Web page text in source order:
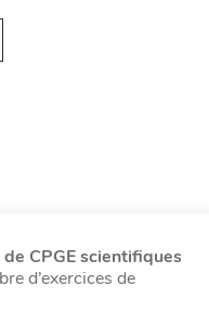
CPGE scientifiques
d’exercices de